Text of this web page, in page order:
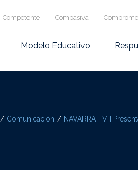
Competente Compasiva
Modelo Educativo
/ Comunicación / NAVARRA TV I